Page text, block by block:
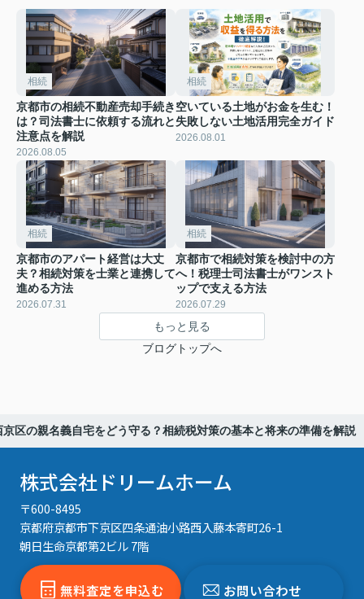
相続
京都市の相続不動産売却手続き
は？司法書士に依頼する流れと
注意点を解説
2026.08.05
相続
空いている土地がお金を生む！
失敗しない土地活用完全ガイド
2026.08.01
相続
京都市のアパート経営は大丈
夫？相続対策を士業と連携して
進める方法
2026.07.31
相続
京都市で相続対策を検討中の方
へ！税理士司法書士がワンスト
ップで支える方法
2026.07.29
もっと見る
ブログトップへ
京区の親名義自宅をどう守る？相続税対策の基本と将来の準備を解説
株式会社ドリームホーム
〒600-8495
京都府京都市下京区四条通油小路西入藤本寄町26-1
朝日生命京都第2ビル 7階
無料査定を申込む お問い合わせ